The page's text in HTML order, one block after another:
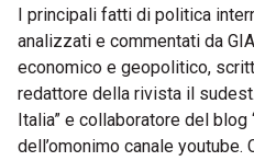
I principali fatti di politica
analizzati e commentati da
economico e geopolitico,
redattore della rivista il
Italia” e collaboratore del blog
dell’omonimo canale youtube.